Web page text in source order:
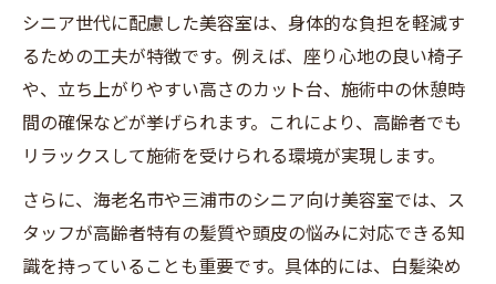
高評価を集めるシニア向け美容室の選び方
シニア世代も安心な美容室の予約ポイント
障害があっても通いやすい美容室の条件
障害者が通いやすい美容室のバリアフリー
条件
美容室選びで注目すべき障害者対応ポイン
ト
車椅子でも安心な美容室の工夫をチェック
シニア世代に配慮した美容室は、身体的な負担を軽減す
るための工夫が特徴です。例えば、座り心地の良い椅子
や、立ち上がりやすい高さのカット台、施術中の休憩時
間の確保などが挙げられます。これにより、高齢者でも
リラックスして施術を受けられる環境が実現します。
さらに、海老名市や三浦市のシニア向け美容室では、ス
タッフが高齢者特有の髪質や頭皮の悩みに対応できる知
識を持っていることも重要です。具体的には、白髪染め